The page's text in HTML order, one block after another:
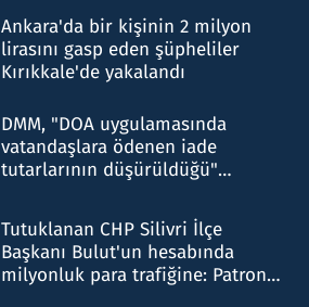
Ankara'da bir kişinin 2 milyon
lirasını gasp eden şüpheliler
Kırıkkale'de yakalandı
DMM, "DOA uygulamasında
vatandaşlara ödenen iade
tutarlarının düşürüldüğü"
Tutuklanan CHP Silivri İlçe
Başkanı Bulut'un hesabında
milyonluk para trafiğine: Patron